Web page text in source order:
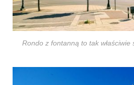
Rondo z fontanną to tak właściwie